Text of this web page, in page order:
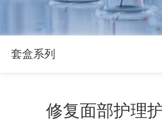
套盒系列
修复面部护理